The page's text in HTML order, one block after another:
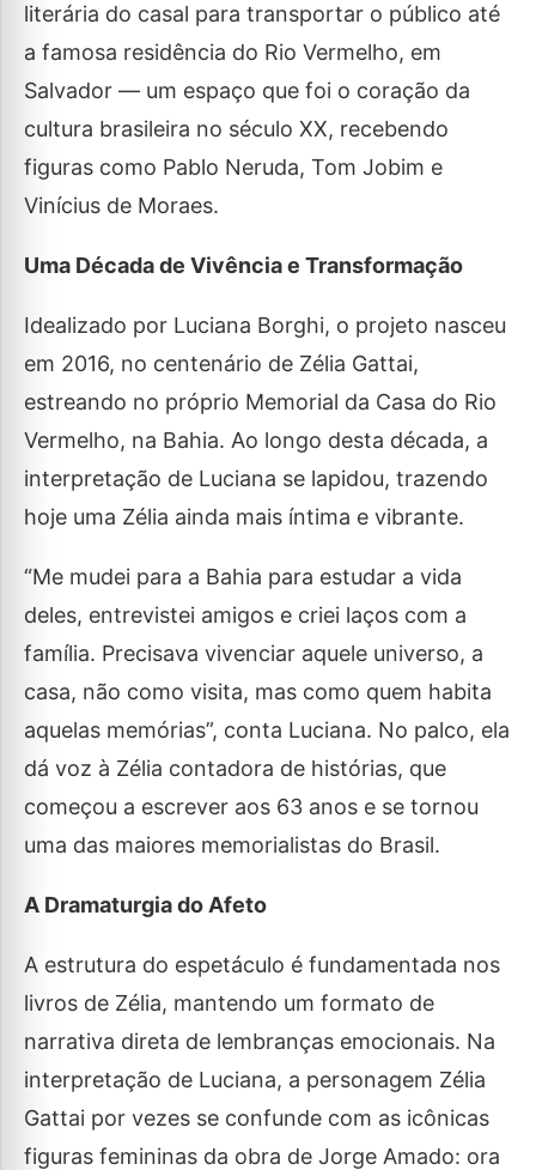
literária do casal para transportar o público até
a famosa residência do Rio Vermelho, em
Salvador — um espaço que foi o coração da
cultura brasileira no século XX, recebendo
figuras como Pablo Neruda, Tom Jobim e
Vinícius de Moraes.
Uma Década de Vivência e Transformação
Idealizado por Luciana Borghi, o projeto nasceu
em 2016, no centenário de Zélia Gattai,
estreando no próprio Memorial da Casa do Rio
Vermelho, na Bahia. Ao longo desta década, a
interpretação de Luciana se lapidou, trazendo
hoje uma Zélia ainda mais íntima e vibrante.
“Me mudei para a Bahia para estudar a vida
deles, entrevistei amigos e criei laços com a
família. Precisava vivenciar aquele universo, a
casa, não como visita, mas como quem habita
aquelas memórias”, conta Luciana. No palco, ela
dá voz à Zélia contadora de histórias, que
começou a escrever aos 63 anos e se tornou
uma das maiores memorialistas do Brasil.
A Dramaturgia do Afeto
A estrutura do espetáculo é fundamentada nos
livros de Zélia, mantendo um formato de
narrativa direta de lembranças emocionais. Na
interpretação de Luciana, a personagem Zélia
Gattai por vezes se confunde com as icônicas
figuras femininas da obra de Jorge Amado: ora